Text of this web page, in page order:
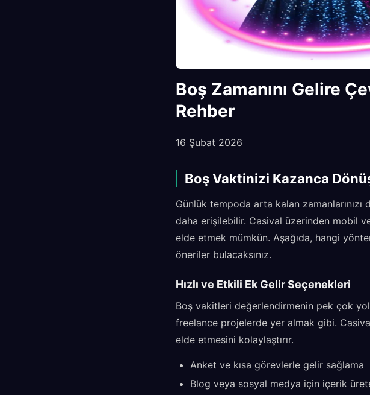
Boş Zamanını Gelire
Rehber
16 Şubat 2026
Boş Vaktinizi Kazanca
Günlük tempoda arta kalan
daha erişilebilir. Casival üzerinden mobil
elde etmek mümkün. Aşağıda, hangi
öneriler bulacaksınız.
Hızlı ve Etkili Ek Gelir Seçenekleri
Boş vakitleri değerlendirmenin pek çok
freelance projelerde yer almak gibi.
elde etmesini kolaylaştırır.
Anket ve kısa görevlerle gelir sağlama
Blog veya sosyal medya için içerik